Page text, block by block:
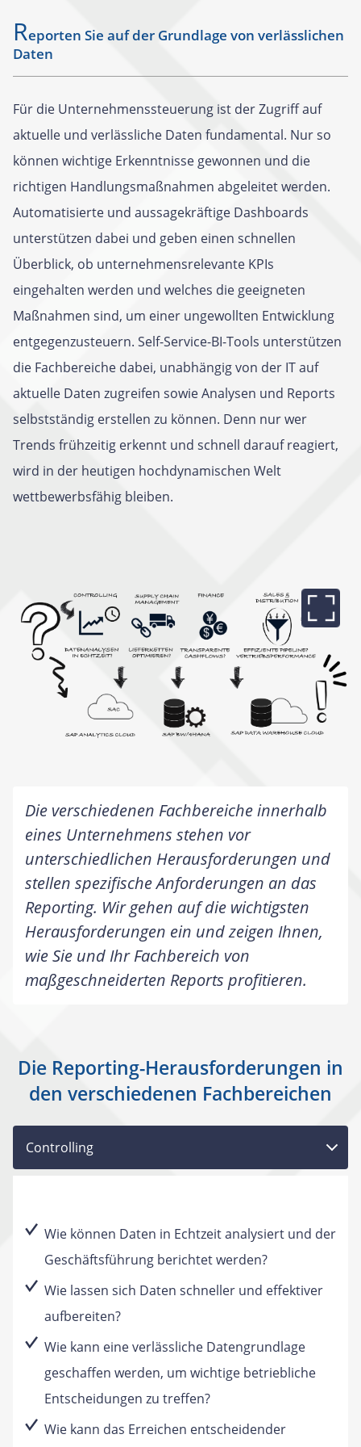
Reporten Sie auf der Grundlage von verlässlichen
Daten
Für die Unternehmenssteuerung ist der Zugriff auf
aktuelle und verlässliche Daten fundamental. Nur so
können wichtige Erkenntnisse gewonnen und die
richtigen Handlungsmaßnahmen abgeleitet werden.
Automatisierte und aussagekräftige Dashboards
unterstützen dabei und geben einen schnellen
Überblick, ob unternehmensrelevante KPIs
eingehalten werden und welches die geeigneten
Maßnahmen sind, um einer ungewollten Entwicklung
entgegenzusteuern. Self-Service-BI-Tools unterstützen
die Fachbereiche dabei, unabhängig von der IT auf
aktuelle Daten zugreifen sowie Analysen und Reports
selbstständig erstellen zu können. Denn nur wer
Trends frühzeitig erkennt und schnell darauf reagiert,
wird in der heutigen hochdynamischen Welt
wettbewerbsfähig bleiben.
Die verschiedenen Fachbereiche innerhalb
eines Unternehmens stehen vor
unterschiedlichen Herausforderungen und
stellen spezifische Anforderungen an das
Reporting. Wir gehen auf die wichtigsten
Herausforderungen ein und zeigen Ihnen,
wie Sie und Ihr Fachbereich von
maßgeschneiderten Reports profitieren.
Die Reporting-Herausforderungen in
den verschiedenen Fachbereichen
Controlling
Wie können Daten in Echtzeit analysiert und der
Geschäftsführung berichtet werden?
Wie lassen sich Daten schneller und effektiver
aufbereiten?
Wie kann eine verlässliche Datengrundlage
geschaffen werden, um wichtige betriebliche
Entscheidungen zu treffen?
Wie kann das Erreichen entscheidender